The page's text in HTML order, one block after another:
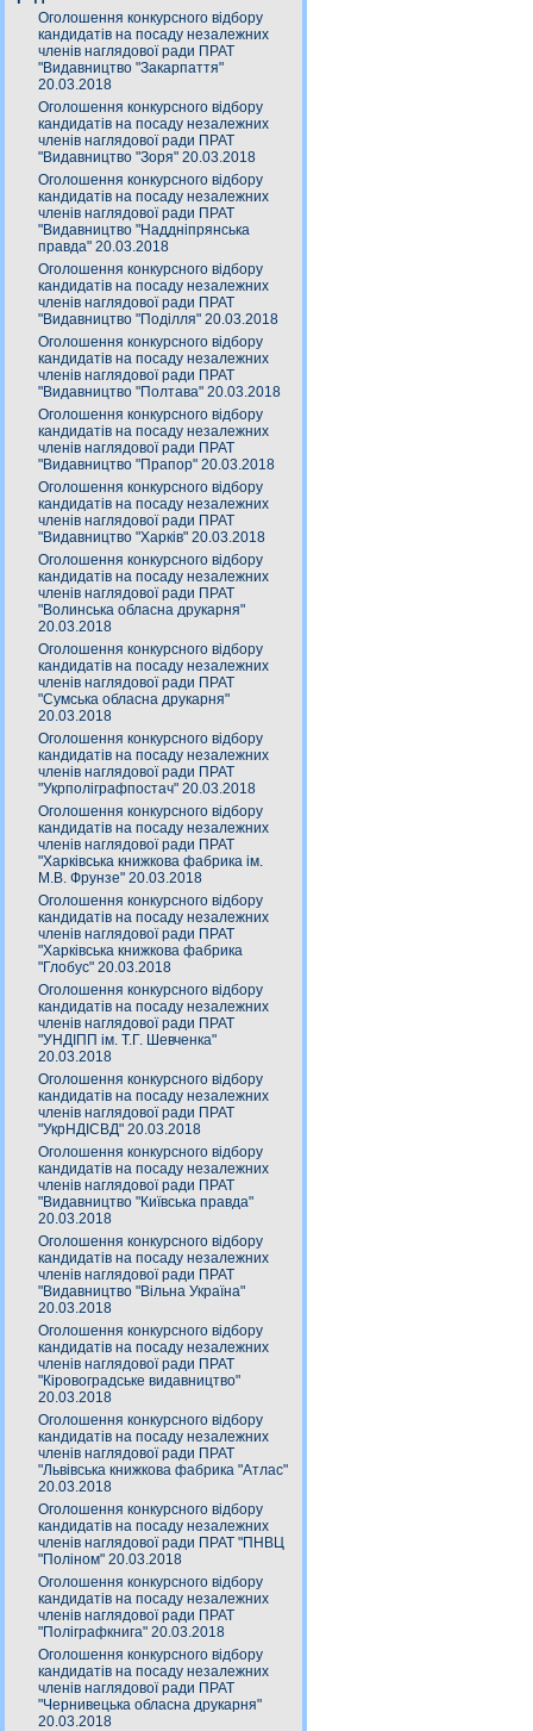
Оголошення конкурсного відбору
кандидатів на посаду незалежних
членів наглядової ради ПРАТ
"Видавництво "Закарпаття"
20.03.2018
Оголошення конкурсного відбору
кандидатів на посаду незалежних
членів наглядової ради ПРАТ
"Видавництво "Зоря" 20.03.2018
Оголошення конкурсного відбору
кандидатів на посаду незалежних
членів наглядової ради ПРАТ
"Видавництво "Наддніпрянська
правда" 20.03.2018
Оголошення конкурсного відбору
кандидатів на посаду незалежних
членів наглядової ради ПРАТ
"Видавництво "Поділля" 20.03.2018
Оголошення конкурсного відбору
кандидатів на посаду незалежних
членів наглядової ради ПРАТ
"Видавництво "Полтава" 20.03.2018
Оголошення конкурсного відбору
кандидатів на посаду незалежних
членів наглядової ради ПРАТ
"Видавництво "Прапор" 20.03.2018
Оголошення конкурсного відбору
кандидатів на посаду незалежних
членів наглядової ради ПРАТ
"Видавництво "Харків" 20.03.2018
Оголошення конкурсного відбору
кандидатів на посаду незалежних
членів наглядової ради ПРАТ
"Волинська обласна друкарня"
20.03.2018
Оголошення конкурсного відбору
кандидатів на посаду незалежних
членів наглядової ради ПРАТ
"Сумська обласна друкарня"
20.03.2018
Оголошення конкурсного відбору
кандидатів на посаду незалежних
членів наглядової ради ПРАТ
"Укрполіграфпостач" 20.03.2018
Оголошення конкурсного відбору
кандидатів на посаду незалежних
членів наглядової ради ПРАТ
"Харківська книжкова фабрика ім.
М.В. Фрунзе" 20.03.2018
Оголошення конкурсного відбору
кандидатів на посаду незалежних
членів наглядової ради ПРАТ
"Харківська книжкова фабрика
"Глобус" 20.03.2018
Оголошення конкурсного відбору
кандидатів на посаду незалежних
членів наглядової ради ПРАТ
"УНДІПП ім. Т.Г. Шевченка"
20.03.2018
Оголошення конкурсного відбору
кандидатів на посаду незалежних
членів наглядової ради ПРАТ
"УкрНДІСВД" 20.03.2018
Оголошення конкурсного відбору
кандидатів на посаду незалежних
членів наглядової ради ПРАТ
"Видавництво "Київська правда"
20.03.2018
Оголошення конкурсного відбору
кандидатів на посаду незалежних
членів наглядової ради ПРАТ
"Видавництво "Вільна Україна"
20.03.2018
Оголошення конкурсного відбору
кандидатів на посаду незалежних
членів наглядової ради ПРАТ
"Кіровоградське видавництво"
20.03.2018
Оголошення конкурсного відбору
кандидатів на посаду незалежних
членів наглядової ради ПРАТ
"Львівська книжкова фабрика "Атлас"
20.03.2018
Оголошення конкурсного відбору
кандидатів на посаду незалежних
членів наглядової ради ПРАТ "ПНВЦ
"Поліном" 20.03.2018
Оголошення конкурсного відбору
кандидатів на посаду незалежних
членів наглядової ради ПРАТ
"Поліграфкнига" 20.03.2018
Оголошення конкурсного відбору
кандидатів на посаду незалежних
членів наглядової ради ПРАТ
"Чернивецька обласна друкарня"
20.03.2018